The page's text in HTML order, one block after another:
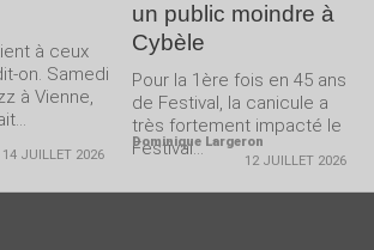
à ceux
on. Samedi
à Vienne,
14 JUILLET 2026
un public moindre à
Cybèle
Pour la 1ère fois en 45 ans
de Festival, la canicule a
très fortement impacté le
Festival...
Dominique Largeron
12 JUILLET 2026